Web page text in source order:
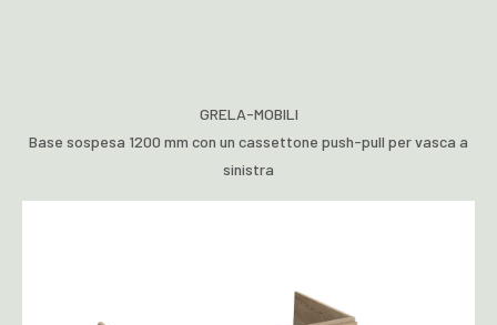
GRELA-MOBILI
Base sospesa 1200 mm con un cassettone push-pull per vasca a
sinistra